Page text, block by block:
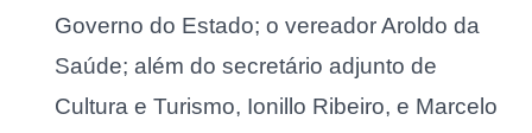
Governo do Estado; o vereador Aroldo da
Saúde; além do secretário adjunto de
Cultura e Turismo, Ionillo Ribeiro, e Marcelo